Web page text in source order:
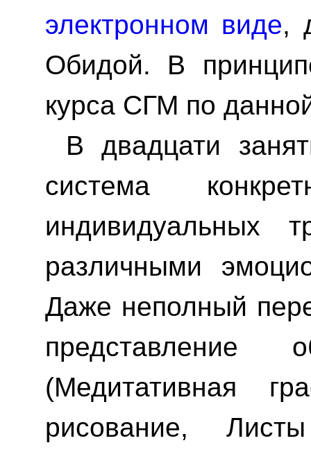
электронном виде,
Обидой. В
курса СГМ по
В двадцати
система
индивидуальных
различными
Даже неполный
представление
(Медитативная
рисование,